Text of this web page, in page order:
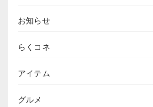
お知らせ
らくコネ
アイテム
グルメ